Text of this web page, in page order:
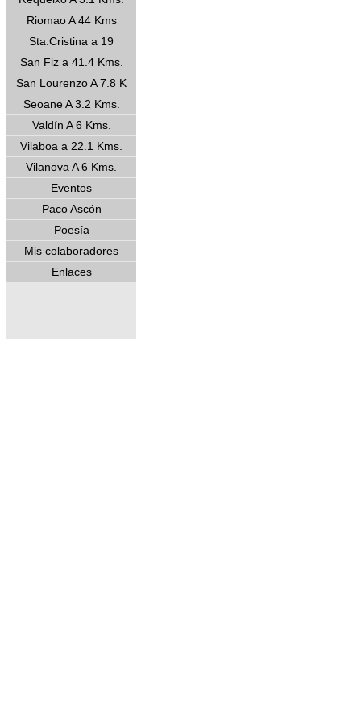
Riomao A 44 Kms
Sta.Cristina a 19
San Fiz a 41.4 Kms.
San Lourenzo A 7.8 K
Seoane A 3.2 Kms.
Valdín A 6 Kms.
Vilaboa a 22.1 Kms.
Vilanova A 6 Kms.
Eventos
Paco Ascón
Poesía
Mis colaboradores
Enlaces